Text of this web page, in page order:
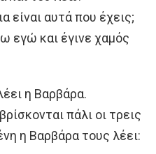
είναι αυτά που έχεις;
εγώ και έγινε χαμός
η Βαρβάρα.
πάλι οι τρεις
η Βαρβάρα τους λέει: